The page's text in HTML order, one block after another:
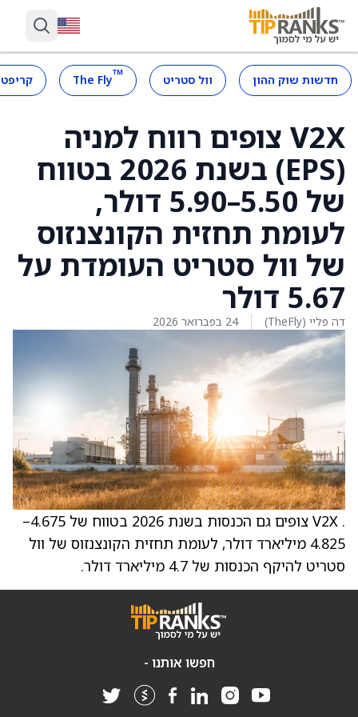
חדשות שוק ההון וול סטריט ™
The Fly
V2X צופים רווח למניה
(EPS) בשנת 2026 בטווח
של 5.50–5.90 דולר,
לעומת תחזית הקונצנזוס
של וול סטריט העומדת על
5.67 דולר
דה פליי (TheFly) 24 בפברואר 2026
. V2X צופים גם הכנסות בשנת 2026 בטווח של 4.675–
4.825 מיליארד דולר, לעומת תחזית הקונצנזוס של וול
סטריט להיקף הכנסות של 4.7 מיליארד דולר.
חפשו אותנו -